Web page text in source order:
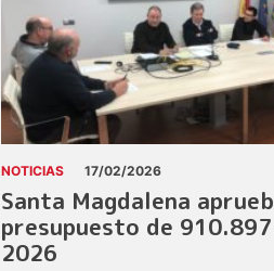
NOTICIAS 17/02/2026
Santa Magdalena
presupuesto de
2026